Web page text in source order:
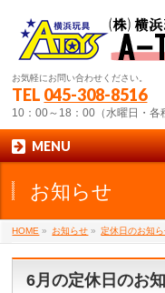
お気軽にお問い合わせください。
TEL 045-308-8516
10：00～18：00（水曜日・各
MENU
お知らせ
HOME » お知らせ » 定休日のお知
6月の定休日のお